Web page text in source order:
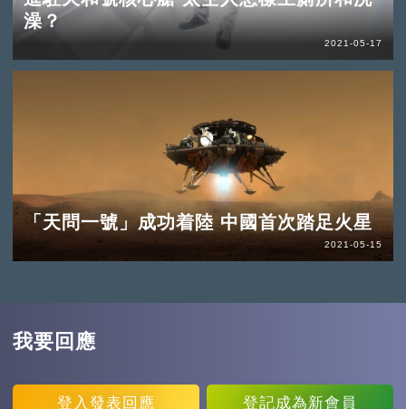
澡？
2021-05-17
「天問一號」成功着陸 中國首次踏足火星
2021-05-15
我要回應
登入 發表回應 登記成為新會員